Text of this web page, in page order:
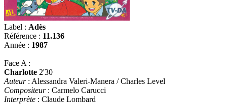
Label : Adès
Référence : 11.136
Année : 1987
Face A :
Charlotte 2'30
Auteur: Alessandra Valeri-Manera / Charles Level
Compositeur: Carmelo Carucci
Interprète : Claude Lombard